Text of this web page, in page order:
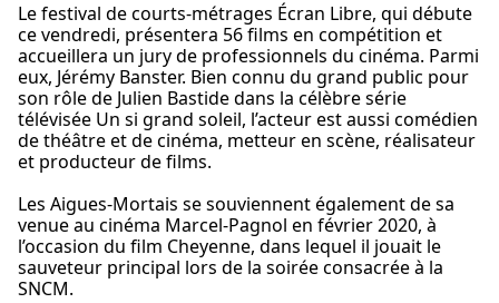
Le festival de courts-métrages Écran Libre, qui débute
ce vendredi, présentera 56 films en compétition et
accueillera un jury de professionnels du cinéma. Parmi
eux, Jérémy Banster. Bien connu du grand public pour
son rôle de Julien Bastide dans la célèbre série
télévisée Un si grand soleil, l’acteur est aussi comédien
de théâtre et de cinéma, metteur en scène, réalisateur
et producteur de films.
Les Aigues-Mortais se souviennent également de sa
venue au cinéma Marcel-Pagnol en février 2020, à
l’occasion du film Cheyenne, dans lequel il jouait le
sauveteur principal lors de la soirée consacrée à la
SNCM.